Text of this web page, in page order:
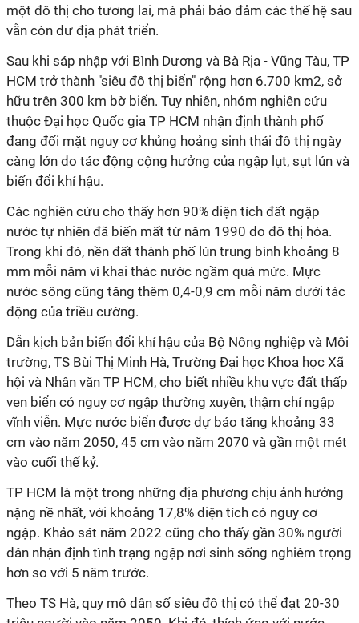
một đô thị cho tương lai, mà phải bảo đảm các thế hệ sau
vẫn còn dư địa phát triển.
Sau khi sáp nhập với Bình Dương và Bà Rịa - Vũng Tàu, TP
HCM trở thành "siêu đô thị biển" rộng hơn 6.700 km2, sở
hữu trên 300 km bờ biển. Tuy nhiên, nhóm nghiên cứu
thuộc Đại học Quốc gia TP HCM nhận định thành phố
đang đối mặt nguy cơ khủng hoảng sinh thái đô thị ngày
càng lớn do tác động cộng hưởng của ngập lụt, sụt lún và
biến đổi khí hậu.
Các nghiên cứu cho thấy hơn 90% diện tích đất ngập
nước tự nhiên đã biến mất từ năm 1990 do đô thị hóa.
Trong khi đó, nền đất thành phố lún trung bình khoảng 8
mm mỗi năm vì khai thác nước ngầm quá mức. Mực
nước sông cũng tăng thêm 0,4-0,9 cm mỗi năm dưới tác
động của triều cường.
Dẫn kịch bản biến đổi khí hậu của Bộ Nông nghiệp và Môi
trường, TS Bùi Thị Minh Hà, Trường Đại học Khoa học Xã
hội và Nhân văn TP HCM, cho biết nhiều khu vực đất thấp
ven biển có nguy cơ ngập thường xuyên, thậm chí ngập
vĩnh viễn. Mực nước biển được dự báo tăng khoảng 33
cm vào năm 2050, 45 cm vào năm 2070 và gần một mét
vào cuối thế kỷ.
TP HCM là một trong những địa phương chịu ảnh hưởng
nặng nề nhất, với khoảng 17,8% diện tích có nguy cơ
ngập. Khảo sát năm 2022 cũng cho thấy gần 30% người
dân nhận định tình trạng ngập nơi sinh sống nghiêm trọng
hơn so với 5 năm trước.
Theo TS Hà, quy mô dân số siêu đô thị có thể đạt 20-30